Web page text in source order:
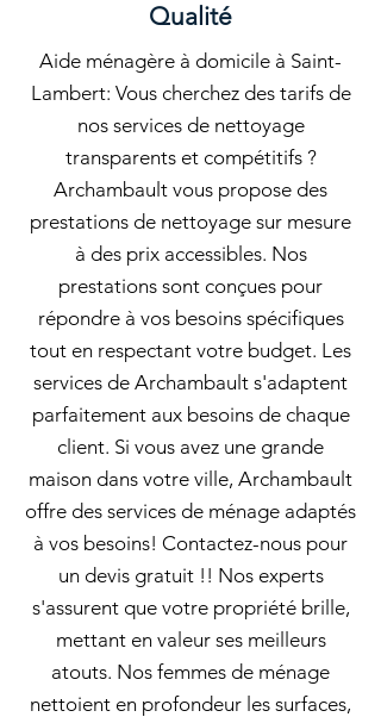
Qualité
Aide ménagère à domicile à Saint-
Lambert: Vous cherchez des tarifs de
nos services de nettoyage
transparents et compétitifs ?
Archambault vous propose des
prestations de nettoyage sur mesure
à des prix accessibles. Nos
prestations sont conçues pour
répondre à vos besoins spécifiques
tout en respectant votre budget. Les
services de Archambault s'adaptent
parfaitement aux besoins de chaque
client. Si vous avez une grande
maison dans votre ville, Archambault
offre des services de ménage adaptés
à vos besoins! Contactez-nous pour
un devis gratuit !! Nos experts
s'assurent que votre propriété brille,
mettant en valeur ses meilleurs
atouts. Nos femmes de ménage
nettoient en profondeur les surfaces,